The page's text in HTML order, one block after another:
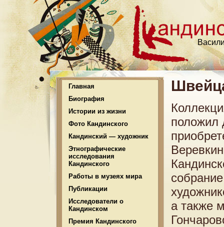
Главная
Биография
Истории из жизни
Фото Кандинского
Кандинский — художник
Этнографические
исследования
Кандинского
Работы в музеях мира
Публикации
Исследователи о
Кандинском
Премия Кандинского
положил
а также